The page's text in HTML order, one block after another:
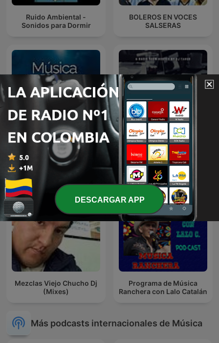
Ruido Ambiental -
Sonidos para Dormir
BOLEROS EN VOCES
SALSERAS
Música Cristiana Solo Salsa
Mezclas Viejo Chucho Dj
(Mixes)
Programa de Música
Ranchera con Lalo Catalán
Más podcasts internacionales de Música
DESCARGAR APP